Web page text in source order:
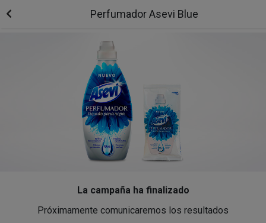
Perfumador Asevi Blue
La campaña ha finalizado
Próximamente comunicaremos los resultados